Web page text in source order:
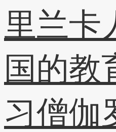
里兰卡
国的教
习僧伽